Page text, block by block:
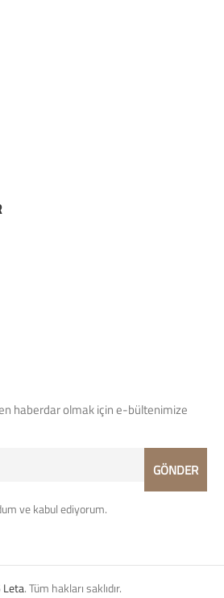
haberdar olmak için e-bültenimize
ve kabul ediyorum.
Leta. Tüm hakları saklıdır.